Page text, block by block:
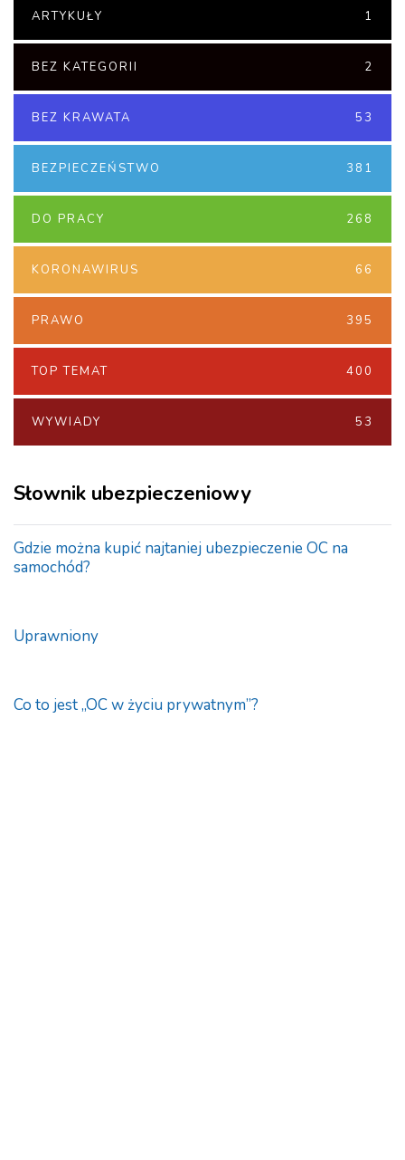
ARTYKUŁY 1
BEZ KATEGORII 2
BEZ KRAWATA 53
BEZPIECZEŃSTWO 381
DO PRACY 268
KORONAWIRUS 66
PRAWO 395
TOP TEMAT 400
WYWIADY 53
Słownik ubezpieczeniowy
Gdzie można kupić najtaniej ubezpieczenie OC na
samochód?
Uprawniony
Co to jest „OC w życiu prywatnym”?